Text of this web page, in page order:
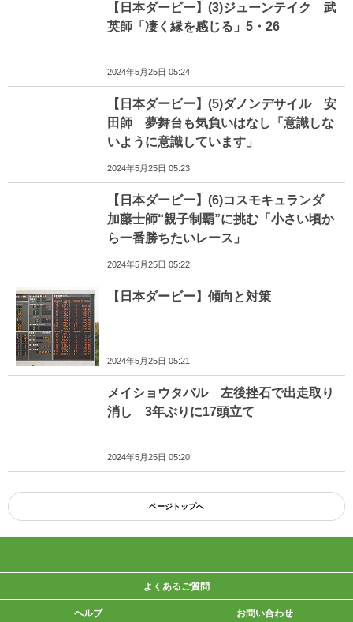
【日本ダービー】(3)ジューンテイク 武
英師「凄く縁を感じる」5・26
2024年5月25日 05:24
【日本ダービー】(5)ダノンデサイル 安
田師 夢舞台も気負いはなし「意識しな
いように意識しています」
2024年5月25日 05:23
【日本ダービー】(6)コスモキュランダ
加藤士師“親子制覇”に挑む「小さい頃か
ら一番勝ちたいレース」
2024年5月25日 05:22
【日本ダービー】傾向と対策
2024年5月25日 05:21
メイショウタバル 左後挫石で出走取り
消し 3年ぶりに17頭立て
2024年5月25日 05:20
ページトップへ
よくあるご質問
ヘルプ お問い合わせ